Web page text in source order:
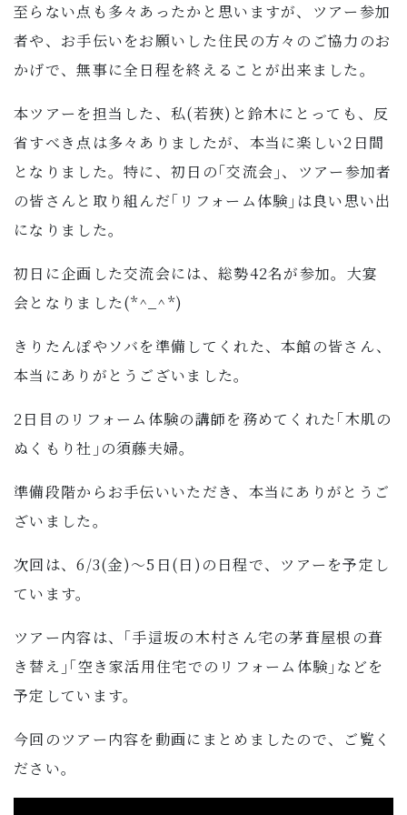
至らない点も多々あったかと思いますが、ツアー参加
者や、お手伝いをお願いした住民の方々のご協力のお
かげで、無事に全日程を終えることが出来ました。
本ツアーを担当した、私(若狹)と鈴木にとっても、反
省すべき点は多々ありましたが、本当に楽しい2日間
となりました。特に、初日の｢交流会｣、ツアー参加者
の皆さんと取り組んだ｢リフォーム体験｣は良い思い出
になりました。
初日に企画した交流会には、総勢42名が参加。大宴
会となりました(*^_^*)
きりたんぽやソバを準備してくれた、本館の皆さん、
本当にありがとうございました。
2日目のリフォーム体験の講師を務めてくれた｢木肌の
ぬくもり社｣の須藤夫婦。
準備段階からお手伝いいただき、本当にありがとうご
ざいました。
次回は、6/3(金)～5日(日)の日程で、ツアーを予定し
ています。
ツアー内容は、｢手這坂の木村さん宅の茅葺屋根の葺
き替え｣｢空き家活用住宅でのリフォーム体験｣などを
予定しています。
今回のツアー内容を動画にまとめましたので、ご覧く
ださい。